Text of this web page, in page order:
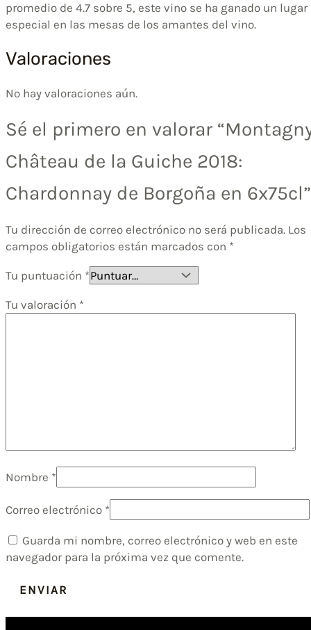
promedio de 4.7 sobre 5, este vino se ha ganado un lugar
especial en las mesas de los amantes del vino.
Valoraciones
No hay valoraciones aún.
Sé el primero en valorar
Château de la Guiche 2018:
Chardonnay de Borgoña en 6x75cl”
Tu dirección de correo electrónico no será publicada. Los
campos obligatorios están marcados con *
Tu puntuación *
Tu valoración *
Nombre *
Correo electrónico *
Guarda mi nombre, correo electrónico y web en este
navegador para la próxima vez que comente.